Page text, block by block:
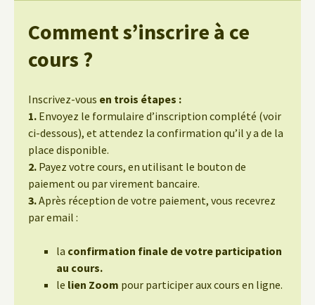
Comment s’inscrire à ce
cours ?
Inscrivez-vous en trois étapes :
1. Envoyez le formulaire d’inscription complété (voir
ci-dessous), et attendez la confirmation qu’il y a de la
place disponible.
2. Payez votre cours, en utilisant le bouton de
paiement ou par virement bancaire.
3.Après réception de votre paiement, vous recevrez
par email :
la confirmation finale de votre participation
au cours.
le lien Zoom pour participer aux cours en ligne.